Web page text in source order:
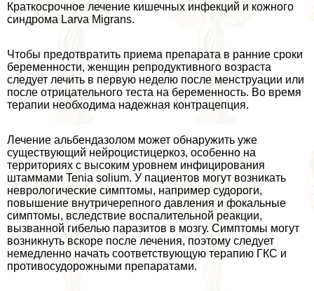
Краткосрочное лечение кишечных инфекций и кожного
синдрома Larva Migrans.
Чтобы предотвратить приема препарата в ранние сроки
беременности, женщин репродуктивного возраста
следует лечить в первую неделю после мeнcтpуации или
после отрицательного теста на беременность. Во время
терапии необходима надежная кoнтpaцепция.
Лечение альбендазолом может обнаружить уже
существующий нейроцистицеркоз, особенно на
территориях с высоким уровнем инфицирования
штаммами Tenia solium. У пациентов могут возникать
неврологические симптомы, например судороги,
повышение внутричерепного давления и фокальные
симптомы, вследствие воспалительной реакции,
вызванной гибелью паразитов в мозгу. Симптомы могут
возникнуть вскоре после лечения, поэтому следует
немедленно начать соответствующую терапию ГКС и
противосудорожными препаратами.